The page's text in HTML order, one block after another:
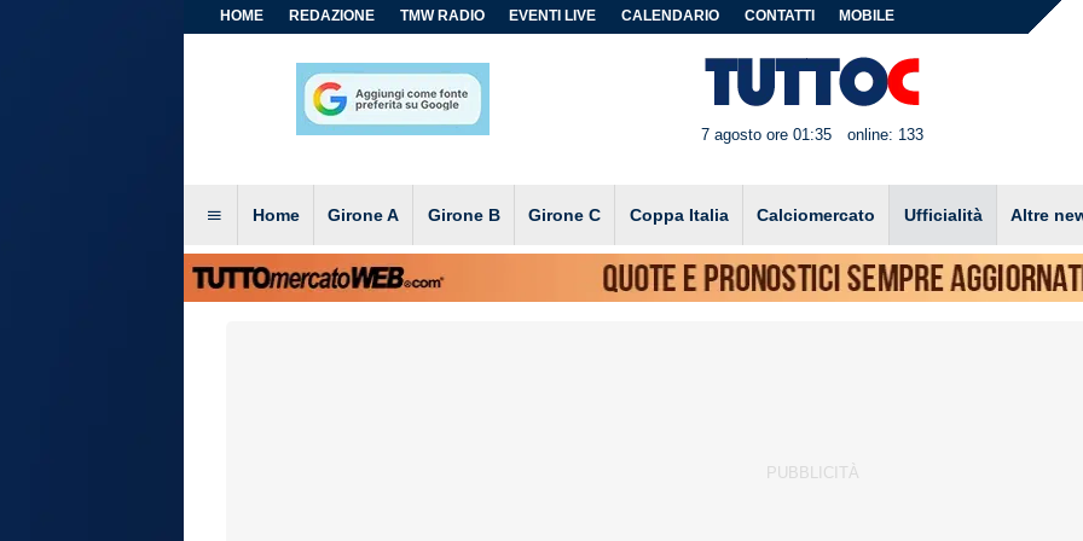
HOME REDAZIONE TMW RADIO EVENTI LIVE CALENDARIO CONTATTI MOBILE
7 agosto ore 01:35 online: 133
Home Girone A Girone B Girone C Coppa Italia Calciomercato Ufficialità Altre